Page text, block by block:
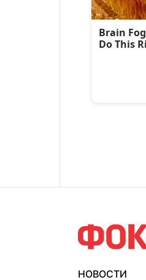
НОВОСТИ